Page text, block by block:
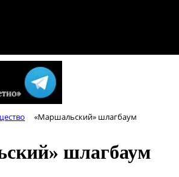
«Маршальский» шлагбаум
шлагбаум